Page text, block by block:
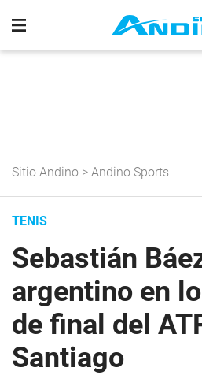
Sitio Andino > Andino Sports
TENIS
Sebastián
argentino en
de final del
Santiago